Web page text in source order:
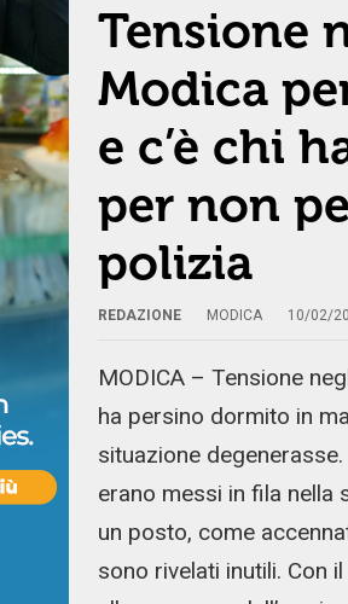
Tensione
Modica
e c’è chi
per non
polizia
REDAZIONE MODICA 10/02/
MODICA – Tensione
ha persino dormito in
situazione
erano messi in fila nella
un posto, come
sono rivelati inutili. Con